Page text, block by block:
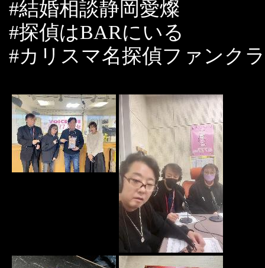
#結婚相談静岡愛燦
#探偵はBARにいる
#カリスマ名探偵ファンク